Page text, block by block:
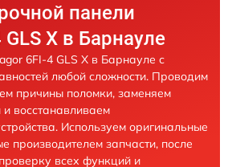
панели
X в Барнауле
6FI-4 GLS X в Барнауле с
любой сложности. Проводим
причины поломки, заменяем
восстанавливаем
Используем оригинальные
производителем запчасти, после
всех функций и